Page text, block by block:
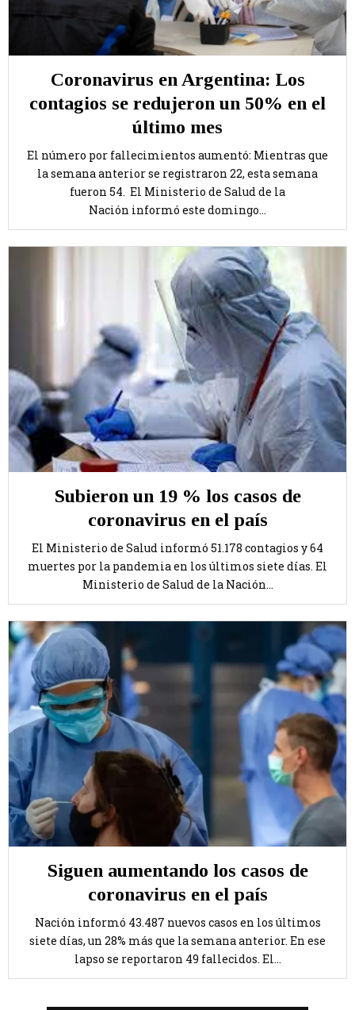
Coronavirus en Argentina: Los
contagios se redujeron un 50% en el
último mes
El número por fallecimientos aumentó: Mientras que
la semana anterior se registraron 22, esta semana
fueron 54. El Ministerio de Salud de la
Nación informó este domingo...
Subieron un 19 % los casos de
coronavirus en el país
El Ministerio de Salud informó 51.178 contagios y 64
muertes por la pandemia en los últimos siete días. El
Ministerio de Salud de la Nación...
Siguen aumentando los casos de
coronavirus en el país
Nación informó 43.487 nuevos casos en los últimos
siete días, un 28% más que la semana anterior. En ese
lapso se reportaron 49 fallecidos. El...